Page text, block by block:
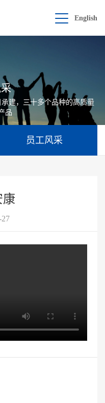
English
建，三十多个品种的高质量
品
员工风采
康
27